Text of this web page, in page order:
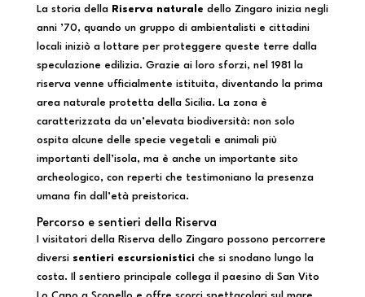
La storia della Riserva naturale dello Zingaro inizia negli
anni ’70, quando un gruppo di ambientalisti e cittadini
locali iniziò a lottare per proteggere queste terre dalla
speculazione edilizia. Grazie ai loro sforzi, nel 1981 la
riserva venne ufficialmente istituita, diventando la prima
area naturale protetta della Sicilia. La zona è
caratterizzata da un’elevata biodiversità: non solo
ospita alcune delle specie vegetali e animali più
importanti dell’isola, ma è anche un importante sito
archeologico, con reperti che testimoniano la presenza
umana fin dall’età preistorica.
Percorso e sentieri della Riserva
I visitatori della Riserva dello Zingaro possono percorrere
diversi sentieri escursionistici che si snodano lungo la
costa. Il sentiero principale collega il paesino di San Vito